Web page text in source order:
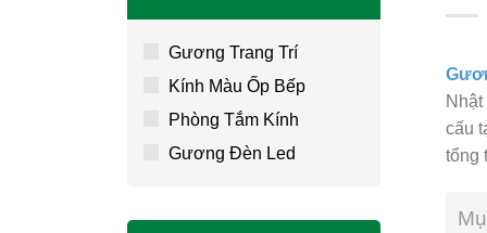
Gương Trang Trí
Kính Màu Ốp Bếp
Phòng Tắm Kính
Gương Đèn Led
cấu
tổng